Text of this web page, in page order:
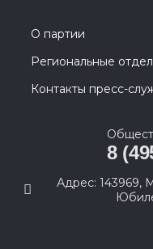
О партии
Региональные
Контакты пресс-
8
Адрес: 143969,